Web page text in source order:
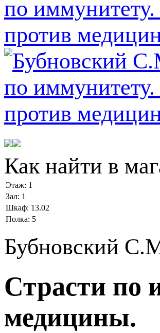
Как найти в
Этаж: 1
Зал: 1
Шкаф: 13.02
Полка: 5
Бубновский
Страсти по
медицины.